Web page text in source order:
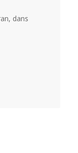
dans